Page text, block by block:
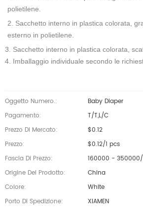
polietilene.
2. Sacchetto interno in plastica colorata,
esterno in polietilene.
3. Sacchetto interno in plastica colorata,
4. Imballaggio individuale secondo le
Oggetto Numero.:
Baby Diaper
Pagamento:
T/T,L/C
Prezzo Di Mercato:
$0.12
Prezzo:
$0.12/1 pcs
Fascia Di Prezzo:
160000 -
Origine Del Prodotto:
China
Colore:
White
Porto Di Spedizione:
XIAMEN